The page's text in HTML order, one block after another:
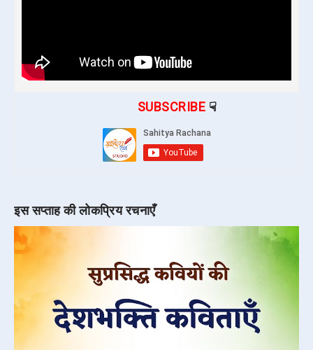
SUBSCRIBE☟
इस सप्ताह की लोकप्रिय रचनाएँ